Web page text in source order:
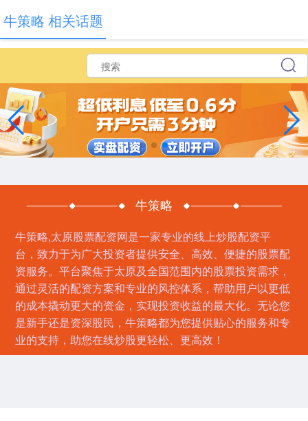
牛策略
牛策略,太原股票配资网是一家专业的线上炒股配资平
台，致力于为广大投资者提供安全、高效、便捷的股票配
资服务。平台聚焦于太原及全国范围内的股票投资需求，
通过灵活的配资方案和专业的风控体系，帮助用户以更低
的成本撬动更大的资金，实现投资收益的最大化。无论您
是新手还是资深股民，牛策略都为您提供贴心的服务和专
业的支持，助您在线炒股更轻松、更高效！
牛策略 相关话题